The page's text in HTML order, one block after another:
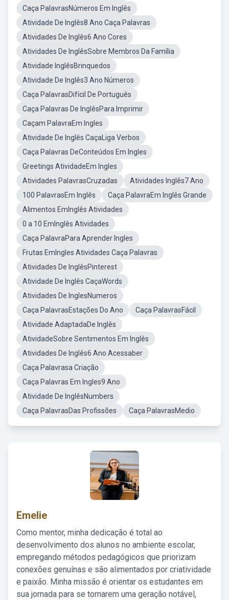
Caça PalavrasNúmeros Em Inglês
Atividade De Inglês8 Ano Caça Palavras
Atividades De Inglês6 Ano Cores
Atividades De InglêsSobre Membros Da Família
Atividade InglêsBrinquedos
Atividade De Inglês3 Ano Números
Caça PalavrasDifícil De Português
Caça Palavras De InglêsPara Imprimir
Caçam PalavraEm Ingles
Atividade De Inglês CaçaLiga Verbos
Caça Palavras DeConteúdos Em Ingles
Greetings AtividadeEm Ingles
Atividades PalavrasCruzadas
Atividades Inglês7 Ano
100 PalavrasEm Inglês
Caça PalavraEm Inglês Grande
Alimentos EmInglês Atividades
0 a 10 EmInglês Atividades
Caça PalavraPara Aprender Ingles
Frutas EmIngles Atividades Caça Palavras
Atividades De InglêsPinterest
Atividade De Inglês CaçaWords
Atividades De InglesNumeros
Caça PalavrasEstações Do Ano
Caça PalavrasFácil
Atividade AdaptadaDe Inglês
AtividadeSobre Sentimentos Em Inglês
Atividades De Inglês6 Ano Acessaber
Caça Palavrasa Criação
Caça Palavras Em Ingles9 Ano
Atividade De InglêsNumbers
Caça PalavrasDas Profissões
Caça PalavrasMedio
Emelie
Como mentor, minha dedicação é total ao
desenvolvimento dos alunos no ambiente escolar,
empregando métodos pedagógicos que priorizam
conexões genuínas e são alimentados por criatividade
e paixão. Minha missão é orientar os estudantes em
sua jornada para se tornarem uma geração notável,